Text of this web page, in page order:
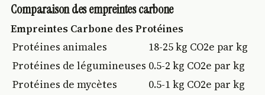
Comparaison des empreintes carbone
Empreintes Carbone des Protéines
Protéines animales
18-25 kg CO2e par kg
Protéines de légumineuses 0.5-2 kg CO2e par kg
Protéines de mycètes
0.5-1 kg CO2e par kg